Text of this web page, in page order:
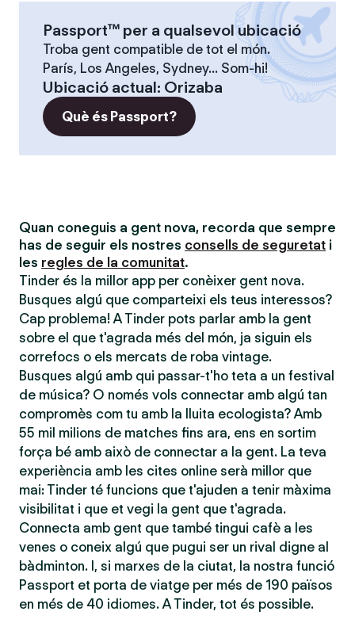
Passport™ per a qualsevol ubicació
Troba gent compatible de tot el món.
París, Los Angeles, Sydney... Som-hi!
Ubicació actual: Orizaba
Què és Passport?
Quan coneguis a gent nova, recorda que sempre
has de seguir els nostres consells de seguretat i
les regles de la comunitat.
Tinder és la millor app per conèixer gent nova.
Busques algú que comparteixi els teus interessos?
Cap problema! A Tinder pots parlar amb la gent
sobre el que t'agrada més del món, ja siguin els
correfocs o els mercats de roba vintage.
Busques algú amb qui passar-t'ho teta a un festival
de música? O només vols connectar amb algú tan
compromès com tu amb la lluita ecologista? Amb
55 mil milions de matches fins ara, ens en sortim
força bé amb això de connectar a la gent. La teva
experiència amb les cites online serà millor que
mai: Tinder té funcions que t'ajuden a tenir màxima
visibilitat i que et vegi la gent que t'agrada.
Connecta amb gent que també tingui cafè a les
venes o coneix algú que pugui ser un rival digne al
bàdminton. I, si marxes de la ciutat, la nostra funció
Passport et porta de viatge per més de 190 països
en més de 40 idiomes. A Tinder, tot és possible.